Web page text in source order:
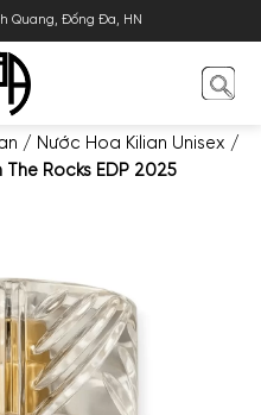
Quang, Đống Đa, HN
/ Nước Hoa Kilian Unisex /
The Rocks EDP 2025